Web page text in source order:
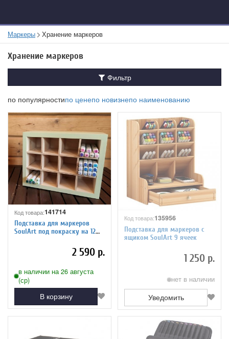
Маркеры Хранение маркеров
Хранение маркеров
Фильтр
по популярностипо ценепо новизнепо наименованию
Код товара:141714
Подставка для маркеров
SoulArt под покраску на 12
2 590 р.
в наличии на 26 августа
(ср)
В корзину
Код товара:135956
Подставка для маркеров с
ящиком SoulArt 9 ячеек
1 250 р.
нет в наличии
Уведомить